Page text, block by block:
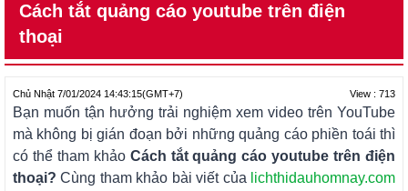
Cách tắt quảng cáo youtube trên điện
thoại
Chủ Nhật 7/01/2024 14:43:15(GMT+7) View : 713
Bạn muốn tận hưởng trải nghiệm xem video trên YouTube
mà không bị gián đoạn bởi những quảng cáo phiền toái thì
có thể tham khảo Cách tắt quảng cáo youtube trên điện
thoại? Cùng tham khảo bài viết của lichthidauhomnay.com